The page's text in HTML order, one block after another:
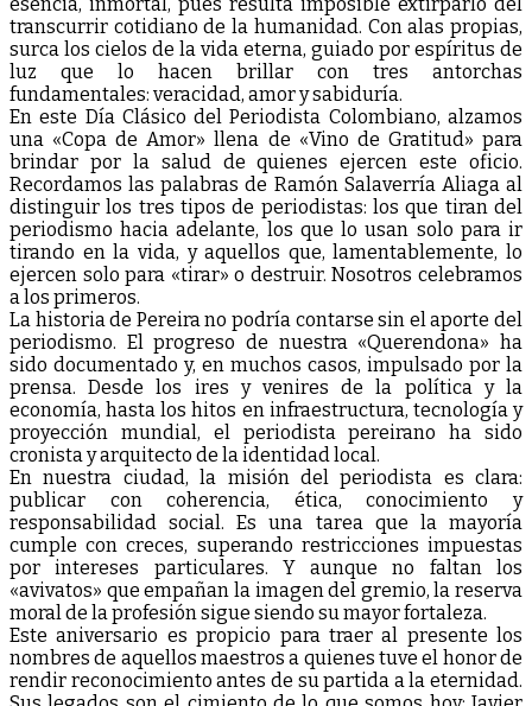
transcurrir cotidiano de la humanidad. Con alas propias,
surca los cielos de la vida eterna, guiado por espíritus de
luz que lo hacen brillar con tres antorchas
fundamentales: veracidad, amor y sabiduría.
En este Día Clásico del Periodista Colombiano, alzamos
una «Copa de Amor» llena de «Vino de Gratitud» para
brindar por la salud de quienes ejercen este oficio.
Recordamos las palabras de Ramón Salaverría Aliaga al
distinguir los tres tipos de periodistas: los que tiran del
periodismo hacia adelante, los que lo usan solo para ir
tirando en la vida, y aquellos que, lamentablemente, lo
ejercen solo para «tirar» o destruir. Nosotros celebramos
a los primeros.
La historia de Pereira no podría contarse sin el aporte del
periodismo. El progreso de nuestra «Querendona» ha
sido documentado y, en muchos casos, impulsado por la
prensa. Desde los ires y venires de la política y la
economía, hasta los hitos en infraestructura, tecnología y
proyección mundial, el periodista pereirano ha sido
cronista y arquitecto de la identidad local.
En nuestra ciudad, la misión del periodista es clara:
publicar con coherencia, ética, conocimiento y
responsabilidad social. Es una tarea que la mayoría
cumple con creces, superando restricciones impuestas
por intereses particulares. Y aunque no faltan los
«avivatos» que empañan la imagen del gremio, la reserva
moral de la profesión sigue siendo su mayor fortaleza.
Este aniversario es propicio para traer al presente los
nombres de aquellos maestros a quienes tuve el honor de
rendir reconocimiento antes de su partida a la eternidad.